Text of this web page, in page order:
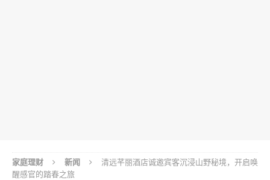
家庭理财 新闻
清远芊丽酒店诚邀宾客沉浸山野秘境，开启唤
醒感官的踏春之旅